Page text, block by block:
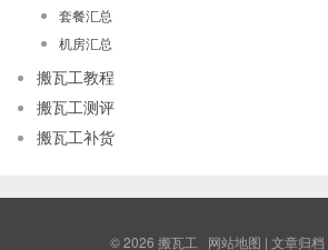
套餐汇总
机房汇总
搬瓦工教程
搬瓦工测评
搬瓦工补货
© 2026 搬瓦工 网站地图 | 文章归档